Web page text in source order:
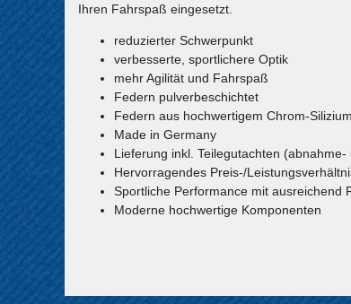
Ihren Fahrspaß eingesetzt.
reduzierter Schwerpunkt
verbesserte, sportlichere Optik
mehr Agilität und Fahrspaß
Federn pulverbeschichtet
Federn aus hochwertigem Chrom-
Made in Germany
Lieferung inkl. Teilegutachten
Hervorragendes Preis-/
Sportliche Performance mit ausreichend
Moderne hochwertige Komponenten